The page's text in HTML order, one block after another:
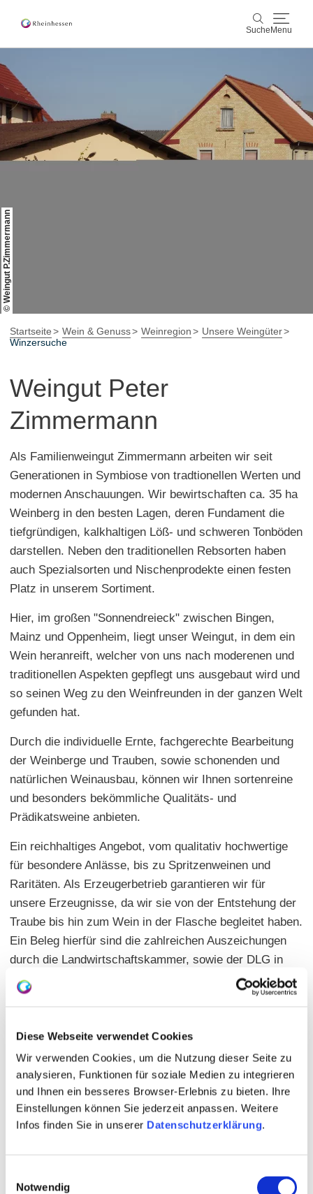
Diese Webseite verwendet Cookies
Wir verwenden Cookies, um die Nutzung dieser Seite zu
analysieren, Funktionen für soziale Medien zu integrieren
und Ihnen ein besseres Browser-Erlebnis zu bieten. Ihre
Einstellungen können Sie jederzeit anpassen. Weitere
Infos finden Sie in unserer Datenschutzerklärung.
Notwendig
Suche Menu
Suche
Aktiv & Natur
Kultur & Städte
© Weingut P.Zimmermann
Startseite Wein & Genuss Weinregion
Unsere Weingüter
Winzersuche
Weingut Peter
Zimmermann
Als Familienweingut Zimmermann arbeiten wir seit
Generationen in Symbiose von tradtionellen Werten und
modernen Anschauungen. Wir bewirtschaften ca. 35 ha
Weinberg in den besten Lagen, deren Fundament die
tiefgründigen, kalkhaltigen Löß- und schweren Tonböden
darstellen. Neben den traditionellen Rebsorten haben
auch Spezialsorten und Nischenprodekte einen festen
Platz in unserem Sortiment.
Hier, im großen "Sonnendreieck" zwischen Bingen,
Mainz und Oppenheim, liegt unser Weingut, in dem ein
Wein heranreift, welcher von uns nach moderenen und
traditionellen Aspekten gepflegt uns ausgebaut wird und
so seinen Weg zu den Weinfreunden in der ganzen Welt
gefunden hat.
Durch die individuelle Ernte, fachgerechte Bearbeitung
der Weinberge und Trauben, sowie schonenden und
natürlichen Weinausbau, können wir Ihnen sortenreine
und besonders bekömmliche Qualitäts- und
Prädikatsweine anbieten.
Ein reichhaltiges Angebot, vom qualitativ hochwertige
für besondere Anlässe, bis zu Spritzenweinen und
Raritäten. Als Erzeugerbetrieb garantieren wir für
unsere Erzeugnisse, da wir sie von der Entstehung der
Traube bis hin zum Wein in der Flasche begleitet haben.
Ein Beleg hierfür sind die zahlreichen Auszeichungen
durch die Landwirtschaftskammer, sowie der DLG in
Gold, Silber und Bronze, welche unserem Betrieb für
besondere Leistungen jährlich zuerkannt werden. Unser
informieren und vor allem, Ihnen solche zu kredenzen,
die Sie mit Freude genießen können.
Überzeugen Sie sich selbst von der Qualität und dem
Wohlgeschmack unserer Weine, Sekte und anderen
Produkten bei einer Probe im Weingut Zimmermann